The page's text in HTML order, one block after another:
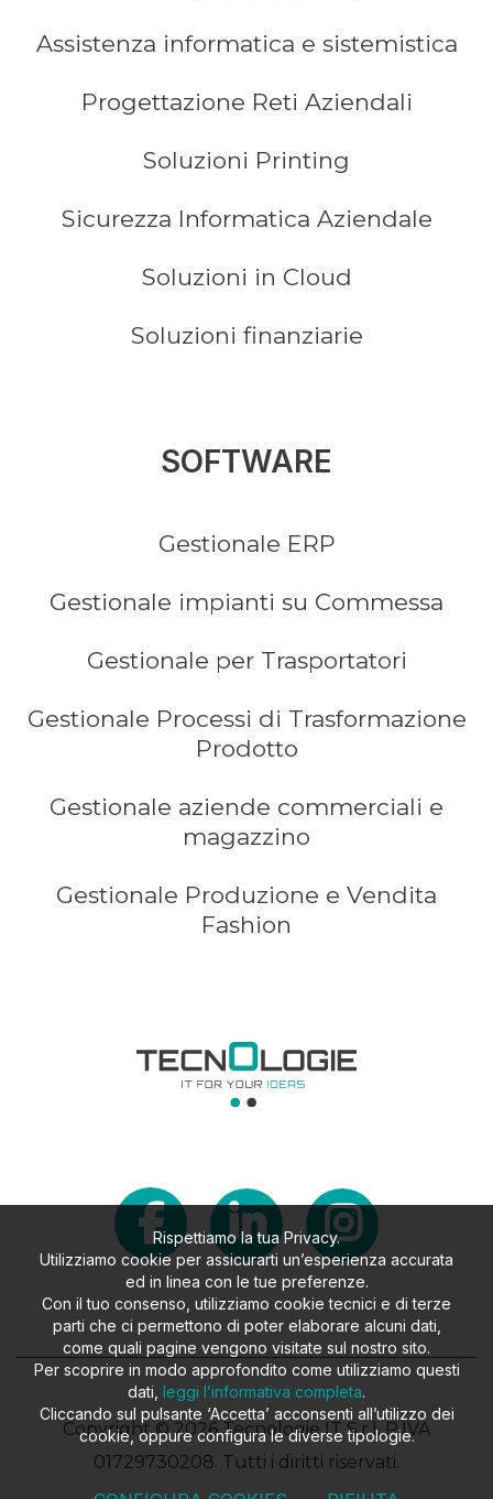
Assistenza informatica e sistemistica
Progettazione Reti Aziendali
Soluzioni Printing
Sicurezza Informatica Aziendale
Soluzioni in Cloud
Soluzioni finanziarie
SOFTWARE
Gestionale ERP
Gestionale impianti su Commessa
Gestionale per Trasportatori
Gestionale Processi di Trasformazione
Prodotto
Gestionale aziende commerciali e
magazzino
Gestionale Produzione e Vendita
Fashion
Copyright © 2026 Tecnologie IT S.r.l. P.IVA
01729730208. Tutti i diritti riservati.
Rispettiamo la tua Privacy.
Utilizziamo cookie per assicurarti un’esperienza accurata
ed in linea con le tue preferenze.
Con il tuo consenso, utilizziamo cookie tecnici e di terze
parti che ci permettono di poter elaborare alcuni dati,
come quali pagine vengono visitate sul nostro sito.
Per scoprire in modo approfondito come utilizziamo questi
dati, leggi l’informativa completa.
Cliccando sul pulsante ‘Accetta’ acconsenti all’utilizzo dei
cookie, oppure configura le diverse tipologie.